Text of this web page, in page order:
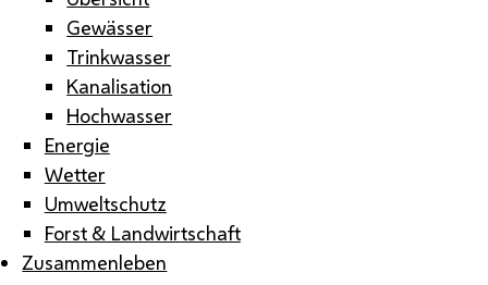
Gewässer
Trinkwasser
Kanalisation
Hochwasser
Energie
Wetter
Umweltschutz
Forst & Landwirtschaft
Zusammenleben